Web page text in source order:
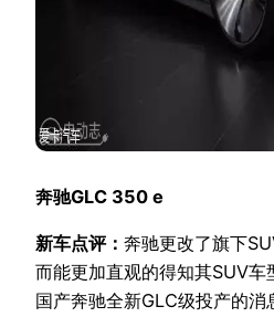
奔驰GLC 350 e
新车点评： 奔驰更改了旗下
而能更加直观的得知其SUV车
国产奔驰全新GLC级投产的消